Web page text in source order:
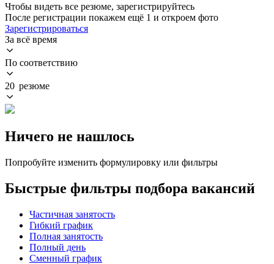
Чтобы видеть все резюме, зарегистрируйтесь
После регистрации покажем ещё 1 и откроем фото
Зарегистрироваться
За всё время
По соответствию
20 резюме
Ничего не нашлось
Попробуйте изменить формулировку или фильтры
Быстрые фильтры подбора вакансий
Частичная занятость
Гибкий график
Полная занятость
Полный день
Сменный график